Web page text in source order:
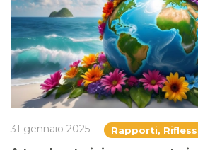
31 gennaio 2025 Rapporti,